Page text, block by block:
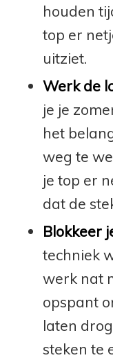
houden
top er
uitziet.
Werk de
je je
het
weg te
je top er
dat de
Blokkeer
techniek
werk nat
opspant
laten
steken te